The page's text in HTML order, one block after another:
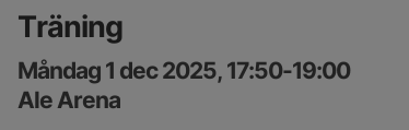
Träning
Måndag 1 dec 2025, 17:50-19:00
Ale Arena